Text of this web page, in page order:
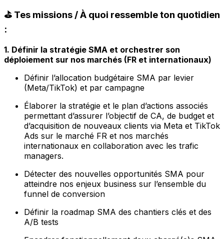
⛳️ Tes missions / À quoi ressemble ton quotidien
:
1. Définir la stratégie SMA et orchestrer son
déploiement sur nos marchés (FR et internationaux)
Définir l’allocation budgétaire SMA par levier
(Meta/TikTok) et par campagne
Élaborer la stratégie et le plan d’actions associés
permettant d’assurer l’objectif de CA, de budget et
d’acquisition de nouveaux clients via Meta et TikTok
Ads sur le marché FR et nos marchés
internationaux en collaboration avec les trafic
managers.
Détecter des nouvelles opportunités SMA pour
atteindre nos enjeux business sur l’ensemble du
funnel de conversion
Définir la roadmap SMA des chantiers clés et des
A/B tests